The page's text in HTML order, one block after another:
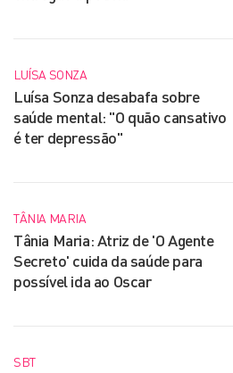
LUÍSA SONZA
Luísa Sonza desabafa sobre
saúde mental: "O quão cansativo
é ter depressão"
TÂNIA MARIA
Tânia Maria: Atriz de 'O Agente
Secreto' cuida da saúde para
possível ida ao Oscar
SBT